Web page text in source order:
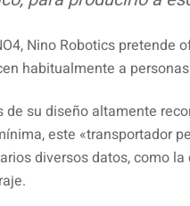
Nino Robotics pretende
habitualmente a
de su diseño altamente
este «transportador
diversos datos, como